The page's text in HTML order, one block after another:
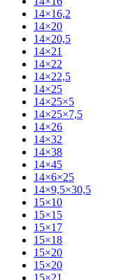
14×16,2
14×20
14×20,5
14×21
14×22
14×22,5
14×25
14×25×5
14×25×7,5
14×26
14×32
14×38
14×45
14×6×25
14×9,5×30,5
15×10
15×15
15×17
15×18
15×20
15×20
15×21